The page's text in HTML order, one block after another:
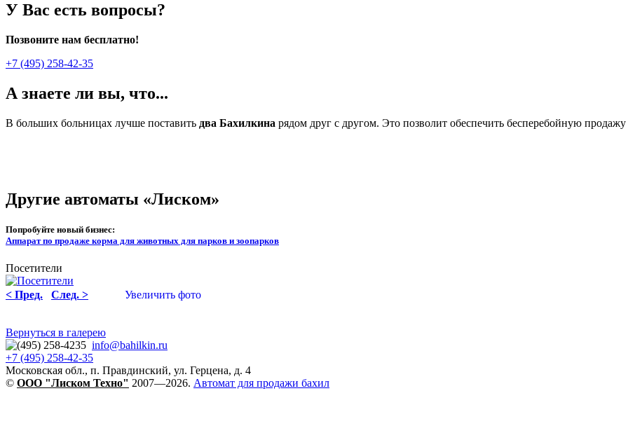
У Вас есть вопросы?
Позвоните нам бесплатно!
+7 (495) 258-42-35
А знаете ли вы, что...
В больших больницах лучше поставить два Бахилкина рядом друг с другом. Это позволит обеспечить бесперебойную
Другие автоматы «Лиском»
Попробуйте новый бизнес:
Аппарат по продаже корма для животных для парков и зоопарков
Посетители
< Пред. След. > Увеличить фото
Вернуться в галерею
info@bahilkin.ru
+7 (495) 258-42-35
Московская обл., п. Правдинский, ул. Герцена, д. 4
© OOO "Лиском Техно" 2007—2026. Автомат для продажи бахил